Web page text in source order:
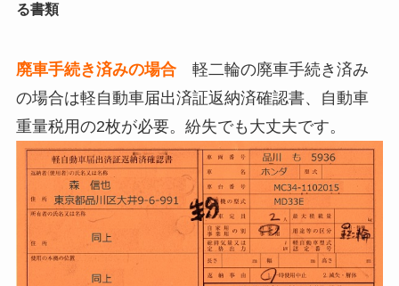
る書類
廃車手続き済みの場合
軽二輪の廃車手続き済み
の場合は軽自動車届出済証返納済確認書、自動車
重量税用の2枚が必要。紛失でも大丈夫です。